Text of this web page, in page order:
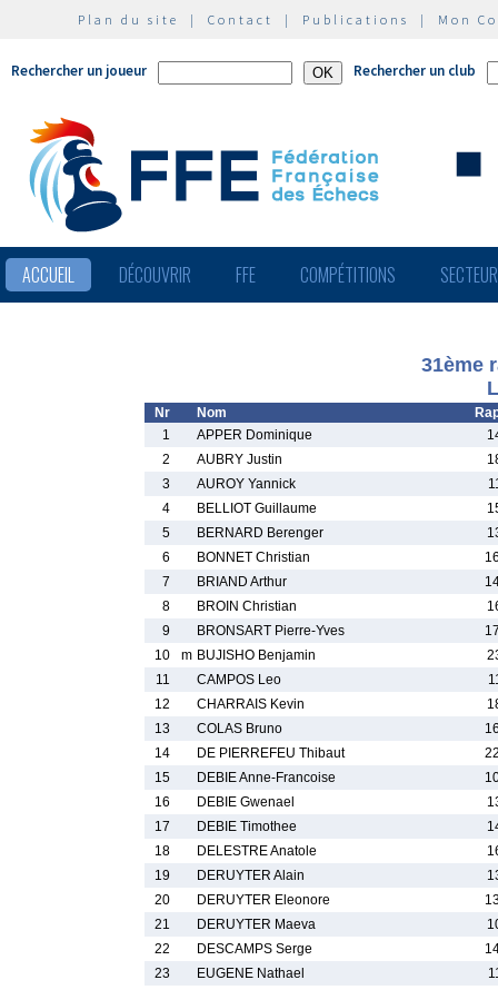
Plan du site | Contact | Publications | Mon
Rechercher un joueur Rechercher un club
ACCUEIL DÉCOUVRIR FFE COMPÉTITIONS
31ème
Nr Nom
1
APPER Dominique
2
AUBRY Justin
3
AUROY Yannick
4
BELLIOT Guillaume
5
BERNARD Berenger
6
BONNET Christian
7
BRIAND Arthur
8
BROIN Christian
9
BRONSART Pierre-Yves
10
m BUJISHO Benjamin
11
CAMPOS Leo
12
CHARRAIS Kevin
13
COLAS Bruno
14
DE PIERREFEU Thibaut
15
DEBIE Anne-Francoise
16
DEBIE Gwenael
17
DEBIE Timothee
18
DELESTRE Anatole
19
DERUYTER Alain
20
DERUYTER Eleonore
21
DERUYTER Maeva
22
DESCAMPS Serge
23
EUGENE Nathael